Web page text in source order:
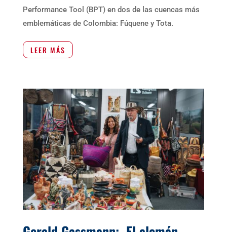
Performance Tool (BPT) en dos de las cuencas más
emblemáticas de Colombia: Fúquene y Tota.
LEER MÁS